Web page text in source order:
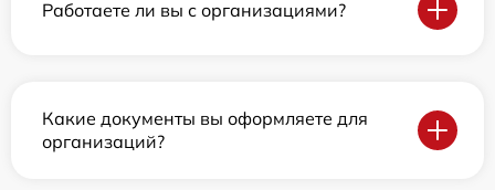
Работаете ли вы с организациями?
Какие документы вы оформляете для
организаций?